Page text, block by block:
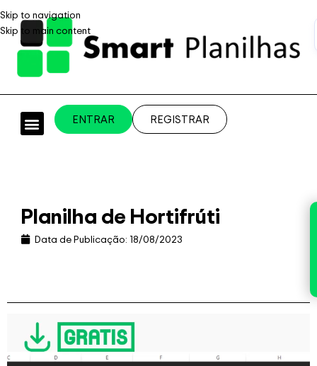
Skip to navigation
Skip to main content
ENTRAR REGISTRAR
Planilha de Hortifrúti
Data de Publicação: 18/08/2023